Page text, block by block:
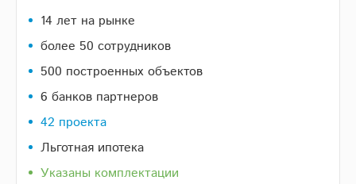
14 лет на рынке
более 50 сотрудников
500 построенных объектов
6 банков партнеров
42 проекта
Льготная ипотека
Указаны комплектации